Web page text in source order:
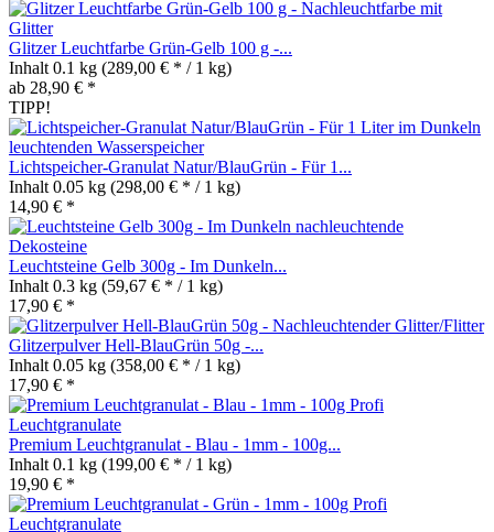
Glitzer Leuchtfarbe Grün-Gelb 100 g -...
Inhalt 0.1 kg (289,00 € * / 1 kg)
ab 28,90 € *
TIPP!
Lichtspeicher-Granulat Natur/BlauGrün - Für 1...
Inhalt 0.05 kg (298,00 € * / 1 kg)
14,90 € *
Leuchtsteine Gelb 300g - Im Dunkeln...
Inhalt 0.3 kg (59,67 € * / 1 kg)
17,90 € *
Glitzerpulver Hell-BlauGrün 50g -...
Inhalt 0.05 kg (358,00 € * / 1 kg)
17,90 € *
Premium Leuchtgranulat - Blau - 1mm - 100g...
Inhalt 0.1 kg (199,00 € * / 1 kg)
19,90 € *